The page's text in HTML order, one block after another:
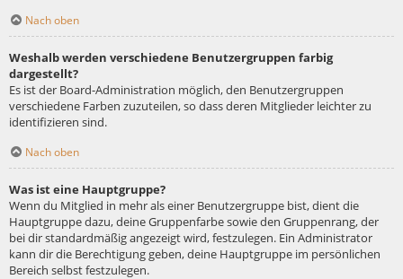
Nach oben
Weshalb werden verschiedene Benutzergruppen farbig
dargestellt?
Es ist der Board-Administration möglich, den Benutzergruppen
verschiedene Farben zuzuteilen, so dass deren Mitglieder leichter zu
identifizieren sind.
Nach oben
Was ist eine Hauptgruppe?
Wenn du Mitglied in mehr als einer Benutzergruppe bist, dient die
Hauptgruppe dazu, deine Gruppenfarbe sowie den Gruppenrang, der
bei dir standardmäßig angezeigt wird, festzulegen. Ein Administrator
kann dir die Berechtigung geben, deine Hauptgruppe im persönlichen
Bereich selbst festzulegen.